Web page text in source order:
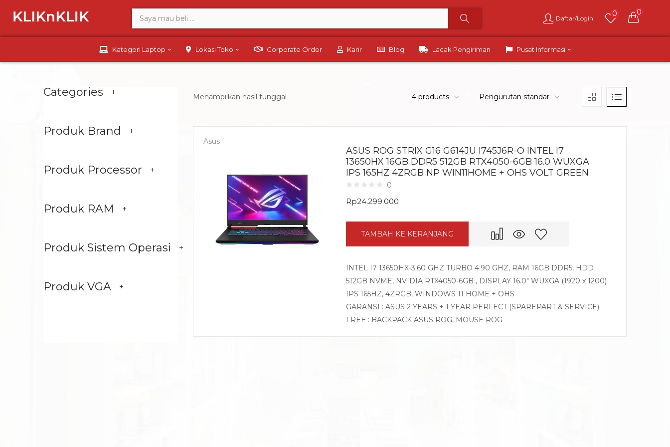
Daftar/Login
0 0
Kategori Laptop Lokasi Toko Corporate Order Karir Blog Lacak Pengiriman Pusat Informasi
Categories
Produk Brand
Produk Processor
Produk RAM
Produk Sistem Operasi
Produk VGA
Menampilkan hasil tunggal 4 products Pengurutan standar
Asus
ASUS ROG STRIX G16 G614JU I745J6R-O INTEL I7
13650HX 16GB DDR5 512GB RTX4050-6GB 16.0 WUXGA
IPS 165HZ 4ZRGB NP WIN11HOME + OHS VOLT GREEN
0
Rp24.299.000
TAMBAH KE KERANJANG
INTEL I7 13650HX-3.60 GHZ TURBO 4.90 GHZ, RAM 16GB DDR5, HDD
512GB NVME, NVIDIA RTX4050-6GB , DISPLAY 16.0″ WUXGA (1920 x 1200)
IPS 165HZ, 4ZRGB, WINDOWS 11 HOME + OHS
GARANSI : ASUS 2 YEARS + 1 YEAR PERFECT (SPAREPART & SERVICE)
FREE : BACKPACK ASUS ROG, MOUSE ROG